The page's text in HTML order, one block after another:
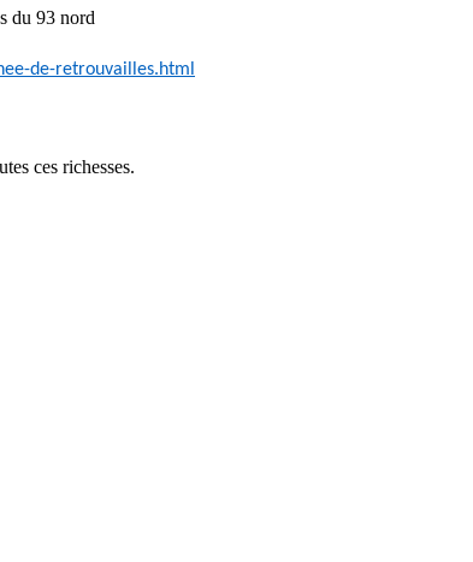
du 93 nord
de-retrouvailles.html
ces richesses.